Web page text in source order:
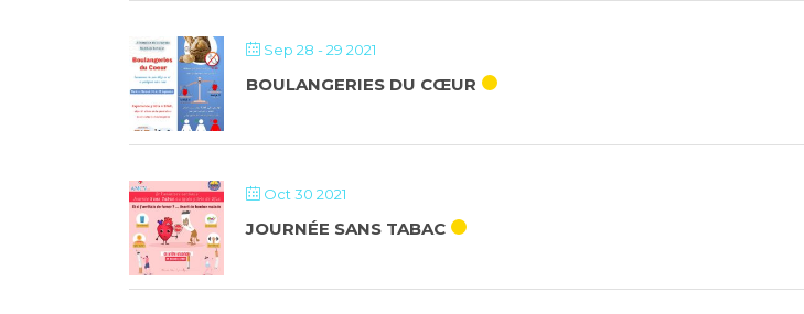
Sep 28 - 29 2021
BOULANGERIES DU CŒUR
Oct 30 2021
JOURNÉE SANS TABAC